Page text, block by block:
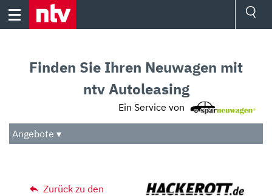
Skip
Audio
Das Beste
Finden Sie Ihren Neuwagen mit
ntv Autoleasing
Ein Service von
Angebote ▾
Zurück zu den